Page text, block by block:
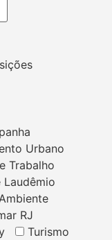
Urbano
Trabalho
Laudêmio
RJ
Turismo